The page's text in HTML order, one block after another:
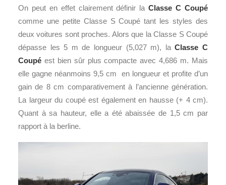
On peut en effet clairement définir laClasse C Coupé
comme une petite Classe S Coupé tant les styles des
deux voitures sont proches. Alors que la Classe S Coupé
dépasse les 5 m de longueur (5,027 m), laClasse C
Coupé est bien sûr plus compacte avec 4,686 m. Mais
elle gagne néanmoins 9,5 cm en longueur et profite d’un
gain de 8 cm comparativement à l’ancienne génération.
La largeur du coupé est également en hausse (+ 4 cm).
Quant à sa hauteur, elle a été abaissée de 1,5 cm par
rapport à la berline.